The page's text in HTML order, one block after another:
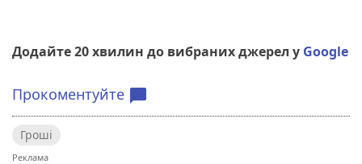
Додайте 20 хвилин до вибраних джерел у Google
Прокоментуйте chat_bubble
Гроші